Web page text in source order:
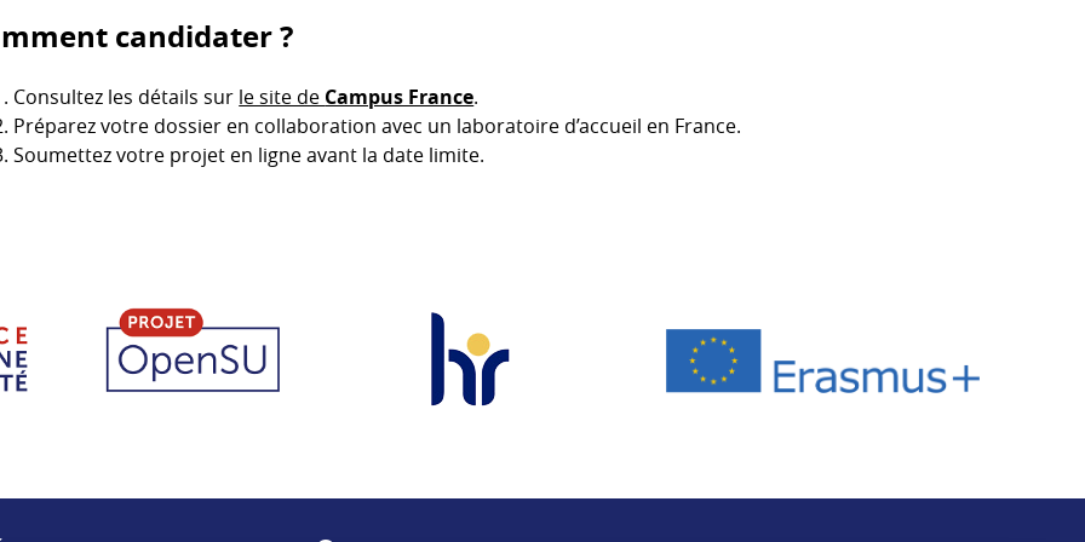
candidater ?
Consultez les détails sur le site de Campus France.
Préparez votre dossier en collaboration avec un laboratoire d’accueil en France.
Soumettez votre projet en ligne avant la date limite.